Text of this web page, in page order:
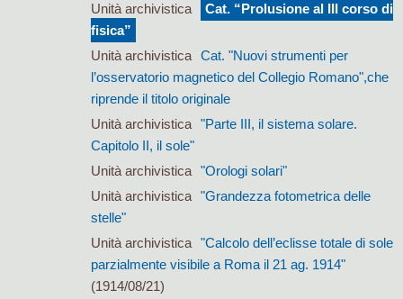
Unità archivistica
Cat. “Prolusione al III corso di
fisica”
Unità archivistica Cat. "Nuovi strumenti per
l’osservatorio magnetico del Collegio Romano",che
riprende il titolo originale
Unità archivistica "Parte III, il sistema solare.
Capitolo II, il sole"
Unità archivistica "Orologi solari"
Unità archivistica "Grandezza fotometrica delle
stelle"
Unità archivistica "Calcolo dell’eclisse totale di sole
parzialmente visibile a Roma il 21 ag. 1914"
(1914/08/21)